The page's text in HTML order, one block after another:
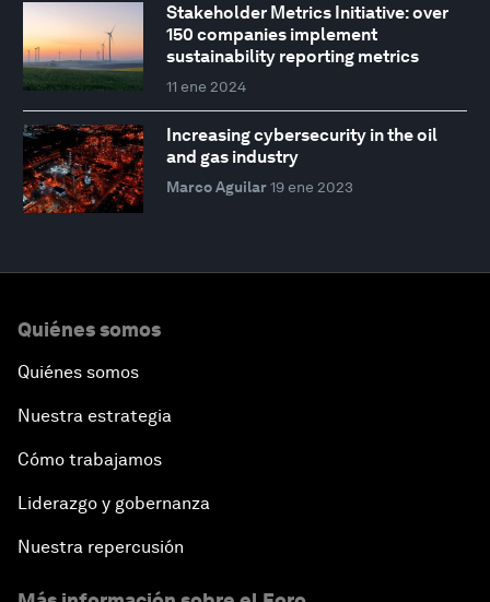
Stakeholder Metrics Initiative: over
150 companies implement
sustainability reporting metrics
11 ene 2024
Increasing cybersecurity in the oil
and gas industry
Marco Aguilar 19 ene 2023
Quiénes somos
Quiénes somos
Nuestra estrategia
Cómo trabajamos
Liderazgo y gobernanza
Nuestra repercusión